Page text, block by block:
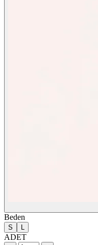
Beden
S
ADET